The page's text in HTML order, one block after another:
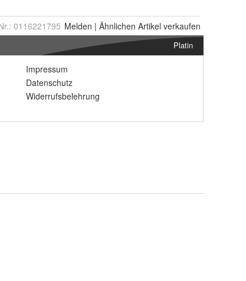
0116221795 Melden | Ähnlichen Artikel verkaufen
Platin
Impressum
Datenschutz
Widerrufsbelehrung